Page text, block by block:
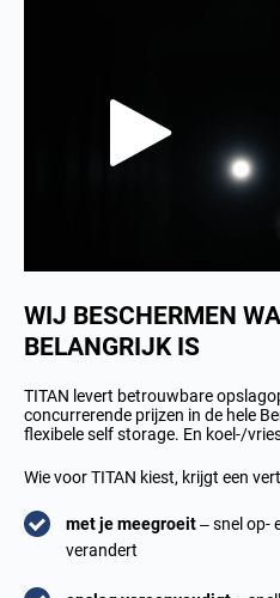
WIJ BESCHERMEN
BELANGRIJK IS
TITAN levert betrouwbare
concurrerende prijzen in de hele
flexibele self storage. En koel-/
Wie voor TITAN kiest, krijgt een
met je meegroeit– snel op-
verandert